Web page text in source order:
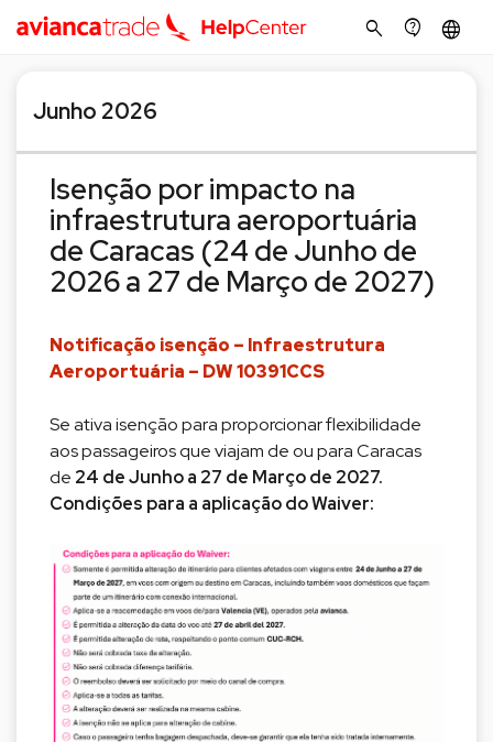
search contact_support language
Junho 2026
Isenção por impacto na
infraestrutura aeroportuária
de Caracas (24 de Junho de
2026 a 27 de Março de 2027)
Notificação isenção – Infraestrutura
Aeroportuária – DW 10391CCS
Se ativa isenção para proporcionar flexibilidade
aos passageiros que viajam de ou para Caracas
de 24 de Junho a 27 de Março de 2027.
Condições para a aplicação do Waiver: